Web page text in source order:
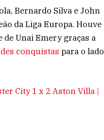
Bernardo Silva e John
da Liga Europa. Houve
Unai Emery graças a
conquistas para o lado
City 1 x 2 Aston Villa |